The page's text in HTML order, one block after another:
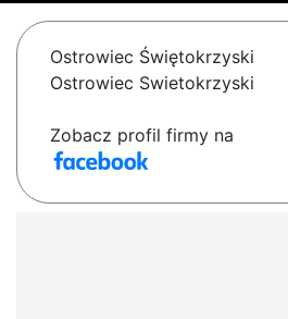
Ostrowiec Świętokrzyski
Ostrowiec Swietokrzyski
Zobacz profil firmy na